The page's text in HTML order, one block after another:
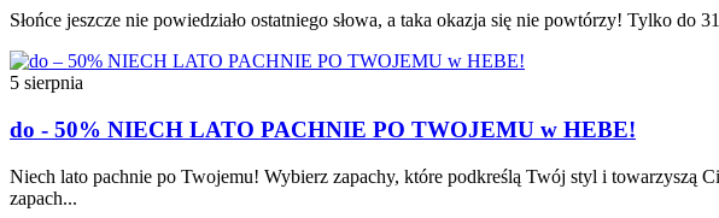
Słońce jeszcze nie powiedziało ostatniego słowa, a taka okazja się nie powtórzy! Tylko
5 sierpnia
do - 50% NIECH LATO PACHNIE PO TWOJEMU w HEBE!
Niech lato pachnie po Twojemu! Wybierz zapachy, które podkreślą Twój styl i towarzyszą
zapach...